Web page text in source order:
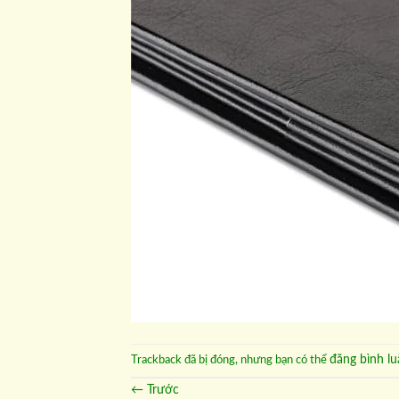
Trackback đã bị đóng, nhưng bạn có thể đăng bình
← Trước